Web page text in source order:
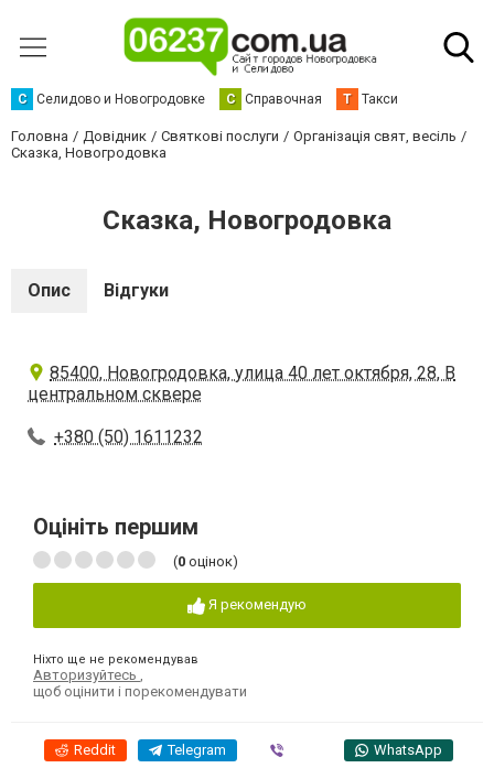
С Селидово и Новогродовке С Справочная Т Такси
Головна Довідник Святкові послуги
Організація свят, весіль
Сказка, Новогродовка
Сказка, Новогродовка
Опис Відгуки
85400, Новогродовка, улица 40 лет октября, 28, В
центральном сквере
+380 (50) 1611232
Оцініть першим
(0 оцінок)
Я рекомендую
Ніхто ще не рекомендував
Авторизуйтесь
щоб оцінити і порекомендувати
Reddit Telegram WhatsApp